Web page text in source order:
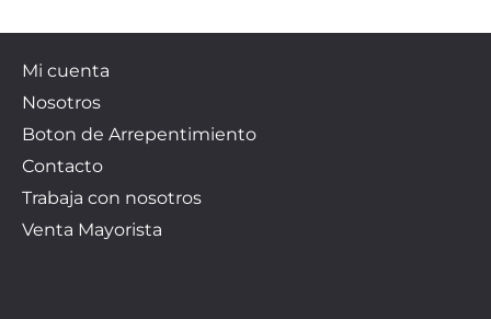
Mi cuenta
Nosotros
Boton de Arrepentimiento
Contacto
Trabaja con nosotros
Venta Mayorista